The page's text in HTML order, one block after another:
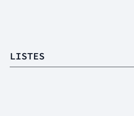
LISTES